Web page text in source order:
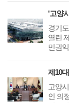
경기
열린
민권
고양
인 의